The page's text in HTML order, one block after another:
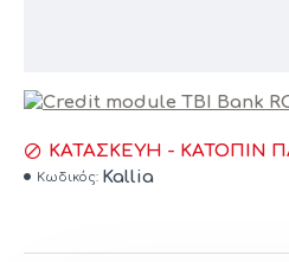
ΚΑΤΑΣΚΕΥΉ - ΚΑΤΌΠΙΝ
Κωδικός: Kallia